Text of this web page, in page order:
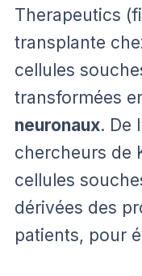
Therapeutics
transplante
cellules
transformées
neuronaux. De
chercheurs de
cellules
dérivées des
patients, pour